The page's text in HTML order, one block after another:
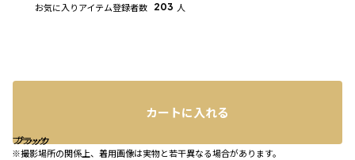
ブラック
※撮影場所の関係上、着用画像は実物と若干異なる場合があります。
ブラック
ブラック
お気に入りアイテム登録者数 203 人
カートに入れる